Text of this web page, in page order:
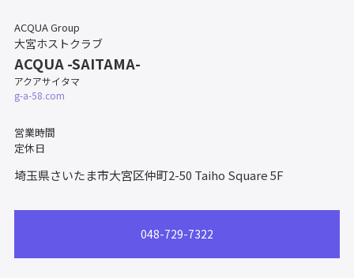
ACQUA Group
大宮ホストクラブ
ACQUA -SAITAMA-
アクアサイタマ
g-a-58.com
営業時間
定休日
埼玉県さいたま市大宮区仲町2-50 Taiho Square 5F
048-729-7322